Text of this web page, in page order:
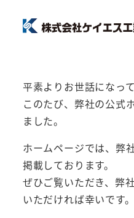
平素よりお世話になっ
このたび、弊社の公式
ました。
ホームページでは、弊
掲載しております。
ぜひご覧いただき、弊
いただければ幸いです。